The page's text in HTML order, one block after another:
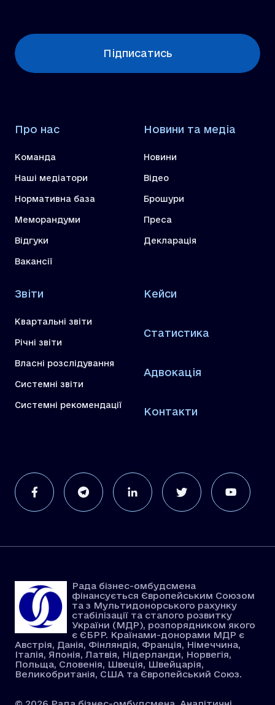
Підписатись
Про нас
Команда
Наші медіатори
Нормативна база
Меморандуми
Відгуки
Вакансії
Новини та медіа
Новини
Відео
Брошури
Преса
Декларація
Звіти
Квартальні звіти
Річні звіти
Власні розслідування
Системні звіти
Системні рекомендації
Кейси
Статистика
Адвокація
Контакти
Рада бізнес-омбудсмена
фінансується Європейським Союзом
та з Мультидонорського рахунку
стабілізації та сталого розвитку
України (МДР), розпорядником якого
є ЄБРР. Країнами-донорами МДР є
Австрія, Данія, Фінляндія, Франція, Німеччина,
Італія, Японія, Латвія, Нідерланди, Норвегія,
Польща, Словенія, Швеція, Швейцарія,
Великобританія, США та Європейський Союз.